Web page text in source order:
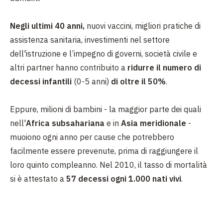
Negli ultimi 40 anni, nuovi vaccini, migliori pratiche di
assistenza sanitaria, investimenti nel settore
dell'istruzione e l’impegno di governi, società civile e
altri partner hanno contribuito a ridurre il numero di
decessi infantili (0-5 anni) di oltre il 50%.
Eppure, milioni di bambini - la maggior parte dei quali
nell'Africa subsahariana e in Asia meridionale -
muoiono ogni anno per cause che potrebbero
facilmente essere prevenute, prima di raggiungere il
loro quinto compleanno. Nel 2010, il tasso di mortalità
si è attestato a 57 decessi ogni 1.000 nati vivi.